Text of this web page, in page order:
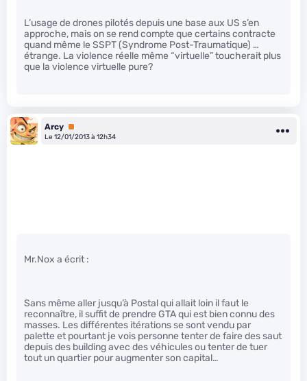
L’usage de drones pilotés depuis une base aux US s’en
approche, mais on se rend compte que certains contracte
quand même le SSPT (Syndrome Post-Traumatique) …
étrange. La violence réelle même “virtuelle” toucherait plus
que la violence virtuelle pure?
Arcy Premium
Le 12/01/2013 à 12h34
Mr.Nox a écrit :
Sans même aller jusqu’à Postal qui allait loin il faut le
reconnaître, il suffit de prendre GTA qui est bien connu des
masses. Les différentes itérations se sont vendu par
palette et pourtant je vois personne tenter de faire des saut
depuis des building avec des véhicules ou tenter de tuer
tout un quartier pour augmenter son capital…